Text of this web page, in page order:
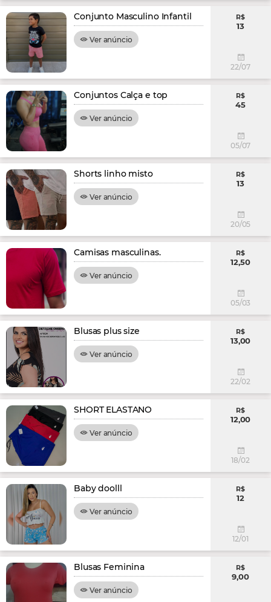
Conjunto Masculino Infantil
Ver anúncio
R$
13
22/07
Conjuntos Calça e top
Ver anúncio
R$
45
05/07
Shorts linho misto
Ver anúncio
R$
13
20/05
Camisas masculinas.
Ver anúncio
R$
12,50
05/03
Blusas plus size
Ver anúncio
R$
13,00
22/02
SHORT ELASTANO
Ver anúncio
R$
12,00
18/02
Baby doolll
Ver anúncio
R$
12
12/01
Blusas Feminina
Ver anúncio
R$
9,00